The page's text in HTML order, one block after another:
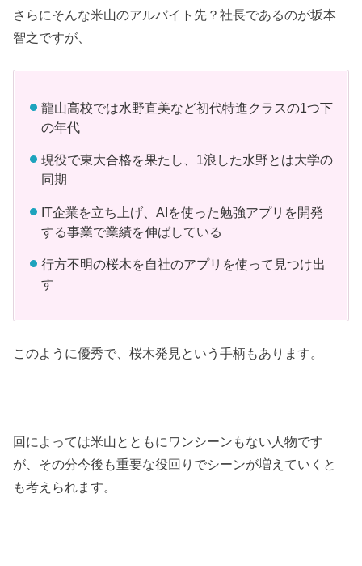
さらにそんな米山のアルバイト先？社長であるのが坂本
智之ですが、
龍山高校では水野直美など初代特進クラスの1つ下
の年代
現役で東大合格を果たし、1浪した水野とは大学の
同期
IT企業を立ち上げ、AIを使った勉強アプリを開発
する事業で業績を伸ばしている
行方不明の桜木を自社のアプリを使って見つけ出
す
このように優秀で、桜木発見という手柄もあります。
回によっては米山とともにワンシーンもない人物です
が、その分今後も重要な役回りでシーンが増えていくと
も考えられます。